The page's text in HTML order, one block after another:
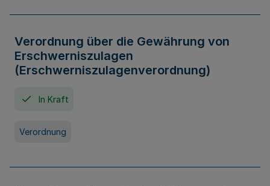
Verordnung über die Gewährung von
Erschwerniszulagen
(Erschwerniszulagenverordnung)
In Kraft
Verordnung